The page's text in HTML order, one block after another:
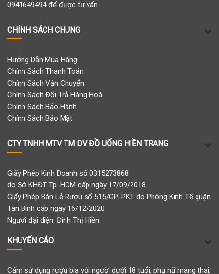
0941649494 để được tư vấn.
CHÍNH SÁCH CHUNG
Hướng Dẫn Mua Hàng
Chính Sách Thanh Toán
Chính Sách Vận Chuyển
Chính Sách Đổi Trả Hàng Hoá
Chính Sách Bảo Hành
Chính Sách Bảo Mật
CTY TNHH MTV TM DV ĐỒ UỐNG HIỀN TRANG
Giấy Phép Kinh Doanh số 0315273868
do Sở KHĐT Tp. HCM cấp ngày 17/09/2018
Giấy Phép Bán Lẻ Rượu số 515/GP-PKT do Phòng Kinh Tế quận
Tân Bình cấp ngày 16/12/2020
Người đại diện: Đinh Thị Hiền
KHUYẾN CÁO
Cấm sử dụng rượu bia với người dưới 18 tuổi, phụ nữ mang thai,